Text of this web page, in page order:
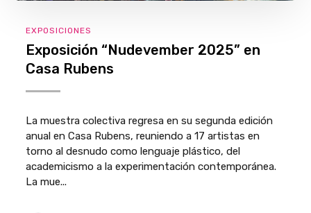
EXPOSICIONES
Exposición “Nudevember 2025” en
Casa Rubens
La muestra colectiva regresa en su segunda edición
anual en Casa Rubens, reuniendo a 17 artistas en
torno al desnudo como lenguaje plástico, del
academicismo a la experimentación contemporánea.
La mue...